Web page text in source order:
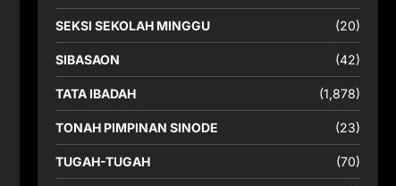
SEKSI SEKOLAH MINGGU (20)
SIBASAON (42)
TATA IBADAH (1,878)
TONAH PIMPINAN SINODE (23)
TUGAH-TUGAH (70)